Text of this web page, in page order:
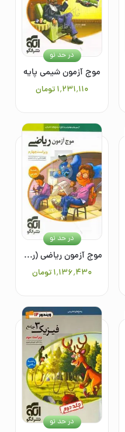
موج آزمون شیمی پایه
۱٬۲۳۱٬۱۱۰تومان
در حد نو
موج آزمون ریاضی (رشته تجربی)
۱٬۱۳۶٬۴۳۰تومان
در حد نو
در حد نو